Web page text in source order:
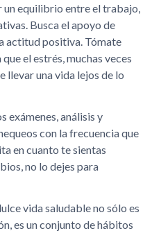
un equilibrio entre el trabajo,
Busca el apoyo de
actitud positiva. Tómate
el estrés, muchas veces
llevar una vida lejos de lo
exámenes, análisis y
con la frecuencia que
en cuanto te sientas
no lo dejes para
vida saludable no sólo es
es un conjunto de hábitos